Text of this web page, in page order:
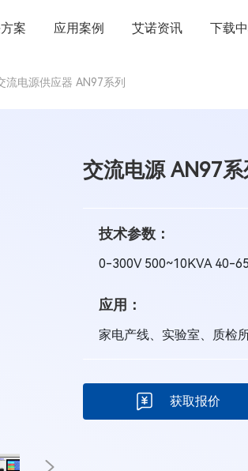
案 应用案例 艾诺资讯 下载
流电源供应器 AN97系列
交流电源 AN97系
技术参数：
0-300V 500~10KVA 40-
应用：
家电产线、实验室、质检
获取报价